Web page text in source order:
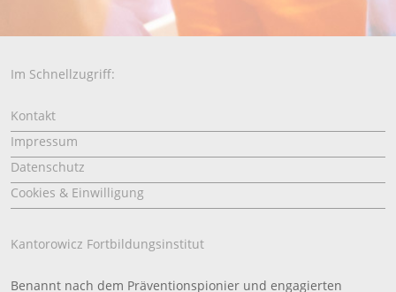
Im Schnellzugriff:
Kontakt
Impressum
Datenschutz
Cookies & Einwilligung
Kantorowicz Fortbildungsinstitut
Benannt nach dem Präventionspionier und engagierten